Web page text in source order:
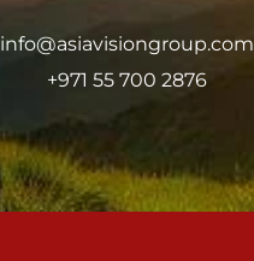
info@asiavisiongroup.com
+971 55 700 2876